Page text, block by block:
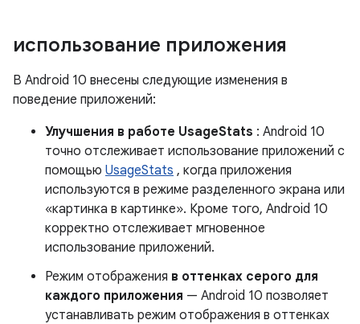
использование приложения
В Android 10 внесены следующие изменения в
поведение приложений:
Улучшения в работе UsageStats : Android 10
точно отслеживает использование приложений с
помощью UsageStats , когда приложения
используются в режиме разделенного экрана или
«картинка в картинке». Кроме того, Android 10
корректно отслеживает мгновенное
использование приложений.
Режим отображения в оттенках серого для
каждого приложения — Android 10 позволяет
устанавливать режим отображения в оттенках